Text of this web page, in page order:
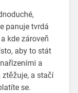
panuje tvrdá
kde zároveň
aby to stát
a
a stačí
se.